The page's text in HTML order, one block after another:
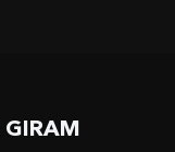
GIRAM